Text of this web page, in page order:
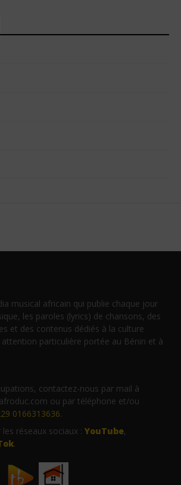
musical africain qui publie chaque jour
les paroles (lyrics) de chansons, des
et des contenus dédiés à la culture
particulière portée au Bénin et à
contactez-nous par mail à
ou par téléphone et/ou
0166313636.
réseaux sociaux : YouTube,
.